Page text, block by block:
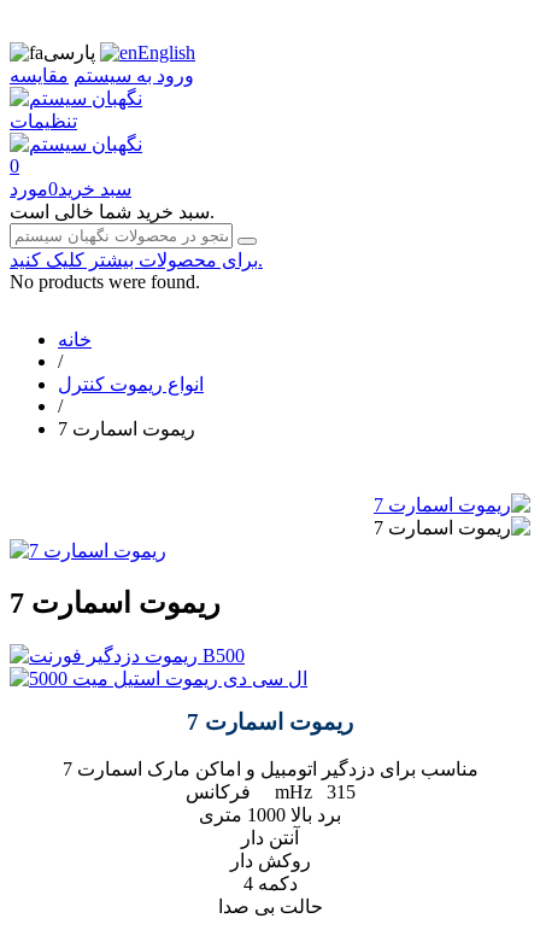
پارسی
English
ورود به سیستم مقایسه
تنظیمات
0
سبد خرید0مورد
سبد خرید شما خالی است.
برای محصولات بیشتر کلیک کنید.
No products were found.
خانه
/
انواع ریموت کنترل
/
ریموت اسمارت 7
ریموت اسمارت 7
ریموت اسمارت 7
مناسب برای دزدگیر اتومبیل و اماکن مارک اسمارت 7
فرکانس mHz 315
برد بالا 1000 متری
آنتن دار
روکش دار
4 دکمه
حالت بی صدا